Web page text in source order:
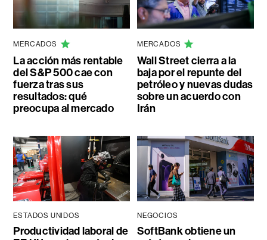
MERCADOS
La acción más rentable
del S&P 500 cae con
fuerza tras sus
resultados: qué
preocupa al mercado
MERCADOS
Wall Street cierra a la
baja por el repunte del
petróleo y nuevas dudas
sobre un acuerdo con
Irán
ESTADOS UNIDOS
Productividad laboral de
NEGOCIOS
SoftBank obtiene un